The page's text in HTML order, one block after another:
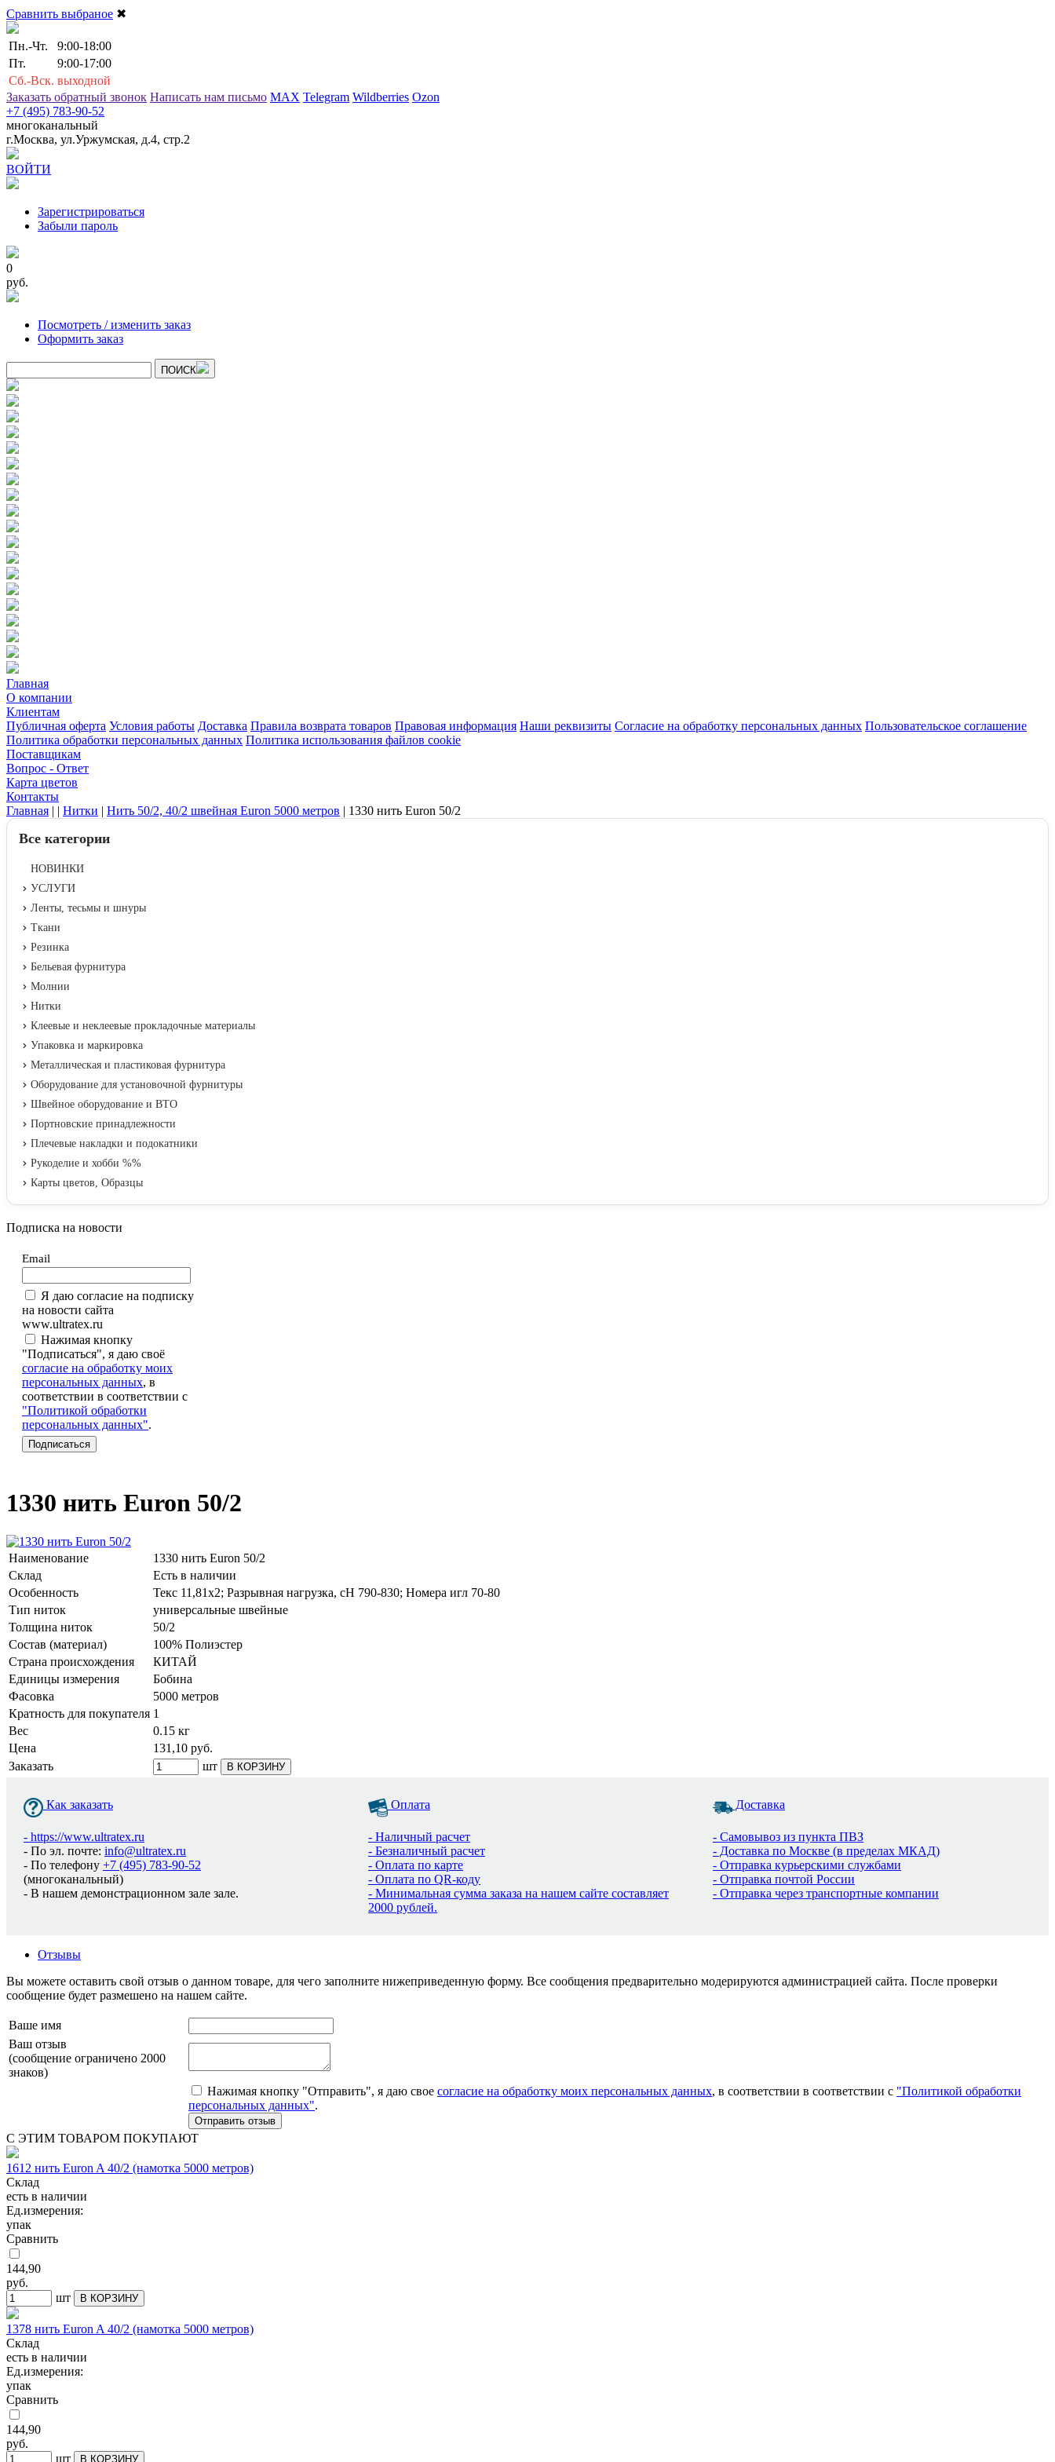
Сравнить выбраное ✖
Пн.-Чт.
9:00-18:00
Пт.
9:00-17:00
Сб.-Вск. выходной
Заказать обратный звонок Написать нам письмо MAX Telegram Wildberries Ozon
+7 (495) 783-90-52
многоканальный
г.Москва, ул.Уржумская, д.4, стр.2
ВОЙТИ
Зарегистрироваться
Забыли пароль
0
руб.
Посмотреть / изменить заказ
Оформить заказ
ПОИСК
Главная
О компании
Клиентам
Публичная оферта Условия работы Доставка Правила возврата товаров Правовая информация Наши реквизиты Согласие на обработку персональных данных Пользовательское соглашение
Политика обработки персональных данных Политика использования файлов cookie
Поставщикам
Вопрос - Ответ
Карта цветов
Контакты
Главная | | Нитки | Нить 50/2, 40/2 швейная Euron 5000 метров | 1330 нить Euron 50/2
Все категории
НОВИНКИ
УСЛУГИ
Ленты, тесьмы и шнуры
Ткани
Резинка
Бельевая фурнитура
Молнии
Нитки
Клеевые и неклеевые прокладочные материалы
Упаковка и маркировка
Металлическая и пластиковая фурнитура
Оборудование для установочной фурнитуры
Швейное оборудование и ВТО
Портновские принадлежности
Плечевые накладки и подокатники
Рукоделие и хобби %%
Карты цветов, Образцы
Подписка на новости
Email
Я даю согласие на подписку
на новости сайта
www.ultratex.ru
Нажимая кнопку
"Подписаться", я даю своё
согласие на обработку моих
персональных данных, в
соответствии в соответствии с
"Политикой обработки
персональных данных".
1330 нить Euron 50/2
Наименование
1330 нить Euron 50/2
Склад
Есть в наличии
Особенность
Текс 11,81х2; Разрывная нагрузка, сН 790-830; Номера игл 70-80
Тип ниток
универсальные швейные
Толщина ниток
50/2
Состав (материал)
100% Полиэстер
Страна происхождения
КИТАЙ
Единицы измерения
Бобина
Фасовка
5000 метров
Кратность для покупателя 1
Вес
0.15 кг
Цена
131,10 руб.
Заказать
шт В КОРЗИНУ
Как заказать
- https://www.ultratex.ru
- По эл. почте: info@ultratex.ru
- По телефону +7 (495) 783-90-52
(многоканальный)
- В нашем демонстрационном зале зале.
Оплата
- Наличный расчет
- Безналичный расчет
- Оплата по карте
- Оплата по QR-коду
- Минимальная сумма заказа на нашем сайте составляет
2000 рублей.
Доставка
- Самовывоз из пункта ПВЗ
- Доставка по Москве (в пределах МКАД)
- Отправка курьерскими службами
- Отправка почтой России
- Отправка через транспортные компании
Отзывы
Вы можете оставить свой отзыв о данном товаре, для чего заполните нижеприведенную форму. Все сообщения предварительно модерируются администрацией сайта. После проверки
сообщение будет размешено на нашем сайте.
Ваше имя
Ваш отзыв
(сообщение ограничено 2000
знаков)
Нажимая кнопку "Отправить", я даю свое согласие на обработку моих персональных данных, в соответствии в соответствии с "Политикой обработки
персональных данных".
С ЭТИМ ТОВАРОМ ПОКУПАЮТ
1612 нить Euron A 40/2 (намотка 5000 метров)
Склад
есть в наличии
Ед.измерения:
упак
Сравнить
144,90
руб.
шт
В КОРЗИНУ
1378 нить Euron A 40/2 (намотка 5000 метров)
Склад
есть в наличии
Ед.измерения:
упак
Сравнить
144,90
руб.
шт
В КОРЗИНУ